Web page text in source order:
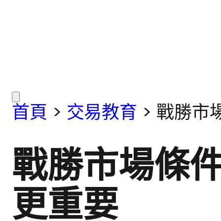
首頁 > 交易教育 > 戰勝市
戰勝市場條
更重要